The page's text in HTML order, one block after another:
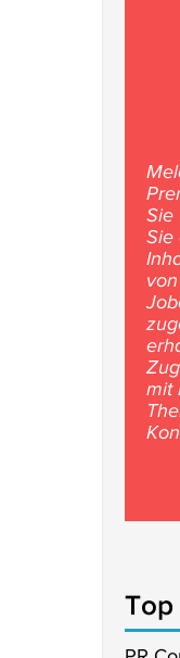
Sie
Sie
mit
Top